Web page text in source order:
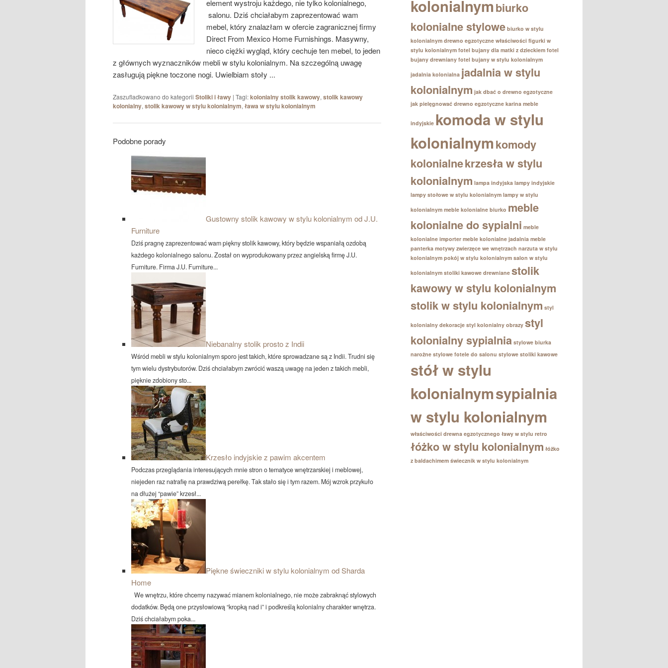
element wystroju każdego, nie tylko kolonialnego,
salonu. Dziś chciałabym zaprezentować wam
mebel, który znalazłam w ofercie zagranicznej firmy
Direct From Mexico Home Furnishings. Masywny,
nieco ciężki wygląd, który cechuje ten mebel, to jeden
z głównych wyznaczników mebli w stylu kolonialnym. Na szczególną uwagę
zasługują piękne toczone nogi. Uwielbiam stoły ...
Zaszufladkowano do kategorii Stoliki i ławy | Tagi:kolonialny stolik kawowy, stolik kawowy
kolonialny, stolik kawowy w stylu kolonialnym, ława w stylu kolonialnym
Podobne porady
Gustowny stolik kawowy w stylu kolonialnym od J.U.
Furniture
Dziś pragnę zaprezentować wam piękny stolik kawowy, który będzie wspaniałą ozdobą
każdego kolonialnego salonu. Został on wyprodukowany przez angielską firmę J.U.
Furniture. Firma J.U. Furniture...
Niebanalny stolik prosto z Indii
Wśród mebli w stylu kolonialnym sporo jest takich, które sprowadzane są z Indii. Trudni się
tym wielu dystrybutorów. Dziś chciałabym zwrócić waszą uwagę na jeden z takich mebli,
pięknie zdobiony sto...
Krzesło indyjskie z pawim akcentem
Podczas przeglądania interesujących mnie stron o tematyce wnętrzarskiej i meblowej,
niejeden raz natrafię na prawdziwą perełkę. Tak stało się i tym razem. Mój wzrok przykuło
na dłużej “pawie” krzesł...
Piękne świeczniki w stylu kolonialnym od Sharda
Home
We wnętrzu, które chcemy nazywać mianem kolonialnego, nie może zabraknąć stylowych
dodatków. Będą one przysłowiową “kropką nad i” i podkreślą kolonialny charakter wnętrza.
Dziś chciałabym poka...
kolonialnymbiurko
kolonialne stylowe biurko w stylu
kolonialnym drewno egzotyczne właściwości figurki w
stylu kolonialnym fotel bujany dla matki z dzieckiem fotel
bujany drewniany fotel bujany w stylu kolonialnym
jadalnia kolonialna jadalnia w stylu
kolonialnym jak dbać o drewno egzotyczne
jak pielęgnować drewno egzotyczne karina meble
indyjskie komoda w stylu
kolonialnymkomody
kolonialnekrzesła w stylu
kolonialnym lampa indyjska lampy indyjskie
lampy stołowe w stylu kolonialnym lampy w stylu
kolonialnym meble kolonialne biurko meble
kolonialne do sypialni meble
kolonialne importer meble kolonialne jadalnia meble
panterka motywy zwierzęce we wnętrzach narzuta w stylu
kolonialnym pokój w stylu kolonialnym salon w stylu
kolonialnym stoliki kawowe drewniane stolik
kawowy w stylu kolonialnym
stolik w stylu kolonialnym styl
kolonialny dekoracje styl kolonialny obrazy styl
kolonialny sypialnia stylowe biurka
narożne stylowe fotele do salonu stylowe stoliki kawowe
stół w stylu
kolonialnymsypialnia
w stylu kolonialnym
właściwości drewna egzotycznego ławy w stylu retro
łóżko w stylu kolonialnym łóżko
z baldachimem świecznik w stylu kolonialnym